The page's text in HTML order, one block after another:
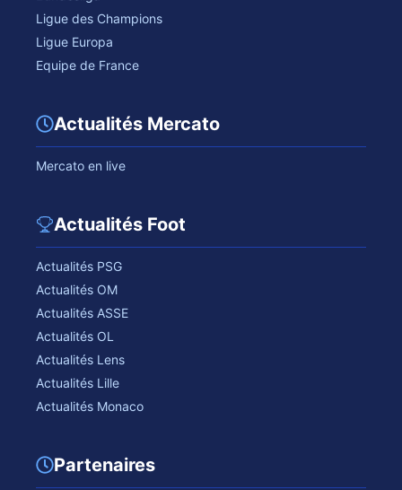
Ligue des Champions
Ligue Europa
Equipe de France
Actualités Mercato
Mercato en live
Actualités Foot
Actualités PSG
Actualités OM
Actualités ASSE
Actualités OL
Actualités Lens
Actualités Lille
Actualités Monaco
Partenaires